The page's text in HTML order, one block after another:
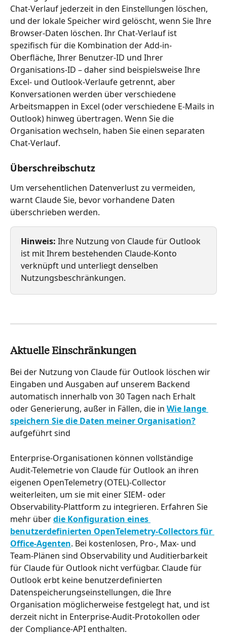
Chat-Verlauf jederzeit in den Einstellungen löschen,
und der lokale Speicher wird gelöscht, wenn Sie Ihre
Browser-Daten löschen. Ihr Chat-Verlauf ist
spezifisch für die Kombination der Add-in-
Oberfläche, Ihrer Benutzer-ID und Ihrer
Organisations-ID – daher sind beispielsweise Ihre
Excel- und Outlook-Verlaufe getrennt, aber
Konversationen werden über verschiedene
Arbeitsmappen in Excel (oder verschiedene E-Mails in
Outlook) hinweg übertragen. Wenn Sie die
Organisation wechseln, haben Sie einen separaten
Chat-Verlauf.
Überschreibschutz
Um versehentlichen Datenverlust zu vermeiden,
warnt Claude Sie, bevor vorhandene Daten
überschrieben werden.
Hinweis: Ihre Nutzung von Claude für Outlook
ist mit Ihrem bestehenden Claude-Konto
verknüpft und unterliegt denselben
Nutzungsbeschränkungen.
Aktuelle Einschränkungen
Bei der Nutzung von Claude für Outlook löschen wir
Eingaben und Ausgaben auf unserem Backend
automatisch innerhalb von 30 Tagen nach Erhalt
oder Generierung, außer in Fällen, die in Wie lange
speichern Sie die Daten meiner Organisation?
aufgeführt sind
Enterprise-Organisationen können vollständige
Audit-Telemetrie von Claude für Outlook an ihren
eigenen OpenTelemetry (OTEL)-Collector
weiterleiten, um sie mit einer SIEM- oder
Observability-Plattform zu integrieren. Erfahren Sie
mehr über die Konfiguration eines
benutzerdefinierten OpenTelemetry-Collectors für
Office-Agenten. Bei kostenlosen, Pro-, Max- und
Team-Plänen sind Observability und Auditierbarkeit
für Claude für Outlook nicht verfügbar. Claude für
Outlook erbt keine benutzerdefinierten
Datenspeicherungseinstellungen, die Ihre
Organisation möglicherweise festgelegt hat, und ist
derzeit nicht in Enterprise-Audit-Protokollen oder
der Compliance-API enthalten.